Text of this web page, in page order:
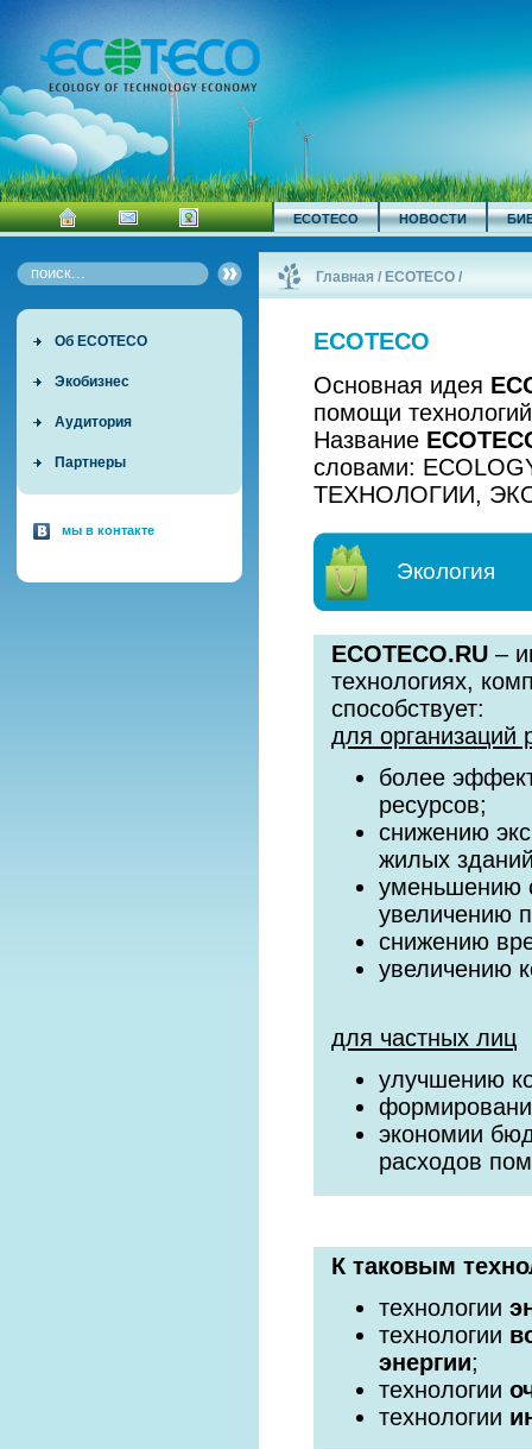
ECOTECO НОВОСТИ
Об ECOTECO
Экобизнес
Аудитория
Партнеры
мы в контакте
Главная / ECOTECO /
ECOTECO
Основная идея
помощи
Название
словами:
ТЕХНОЛОГИИ,
Экология
ECOTECO.RU –
технологиях,
способствует:
для организаций
более
ресурсов;
снижению
жилых
уменьшению
увеличению
снижению
увеличению
для частных лиц
улучшению
экономии
расходов
К таковым
технологии
технологии
энергии;
технологии
технологии